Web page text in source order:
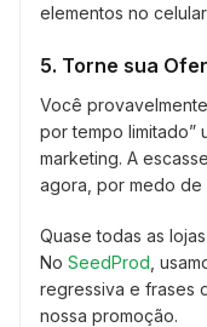
elementos no
5. Torne sua
Você
por tempo limitado”
marketing. A
agora, por medo
Quase todas as
No SeedProd ,
regressiva e frases
nossa promoção.